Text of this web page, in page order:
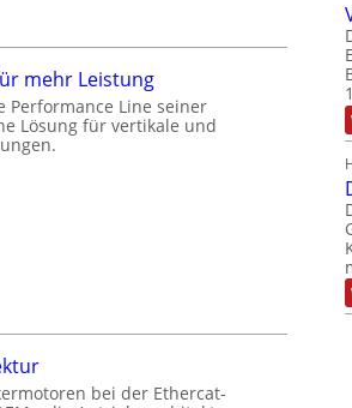
mehr Leistung
Performance Line seiner
Lösung für vertikale und
bei der Ethercat-